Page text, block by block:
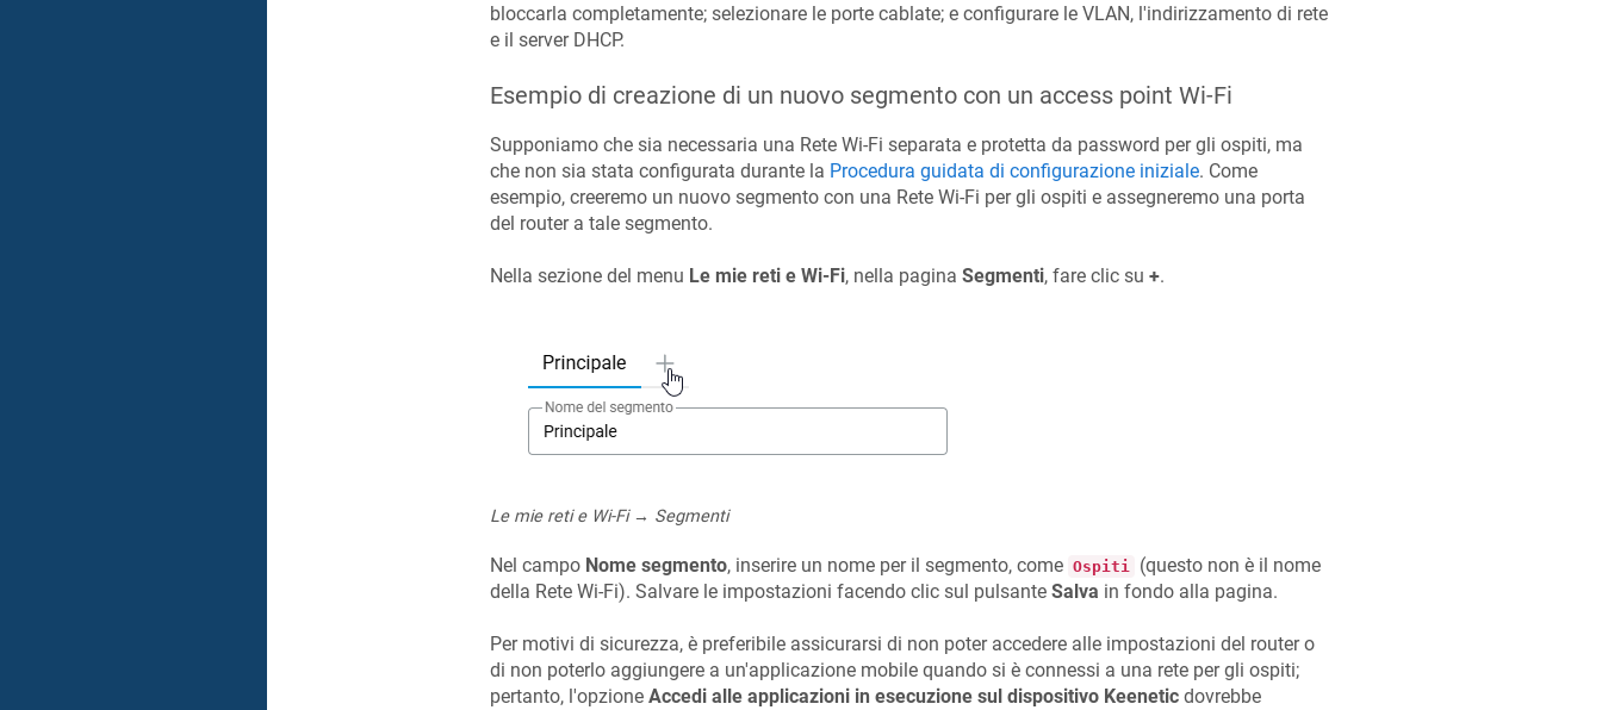
bloccarla completamente; selezionare le porte cablate; e configurare le VLAN, l'indirizzamento di rete
e il server DHCP.
Esempio di creazione di un nuovo segmento con un access point Wi-Fi
Supponiamo che sia necessaria una Rete Wi-Fi separata e protetta da password per gli ospiti, ma
che non sia stata configurata durante la Procedura guidata di configurazione iniziale. Come
esempio, creeremo un nuovo segmento con una Rete Wi-Fi per gli ospiti e assegneremo una porta
del router a tale segmento.
Nella sezione del menu Le mie reti e Wi-Fi, nella pagina Segmenti, fare clic su +.
Le mie reti e Wi-Fi → Segmenti
Nel campo Nome segmento, inserire un nome per il segmento, come Ospiti
(questo non è il nome
della Rete Wi-Fi). Salvare le impostazioni facendo clic sul pulsante Salva in fondo alla pagina.
Per motivi di sicurezza, è preferibile assicurarsi di non poter accedere alle impostazioni del router o
di non poterlo aggiungere a un'applicazione mobile quando si è connessi a una rete per gli ospiti;
pertanto, l'opzione Accedi alle applicazioni in esecuzione sul dispositivo Keeneticdovrebbe